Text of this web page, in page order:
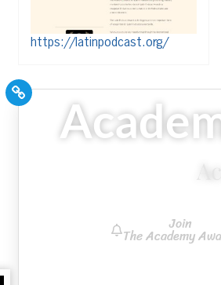
https://latinpodcast.org/
PR Pros: Unleash your
Hispanic PR